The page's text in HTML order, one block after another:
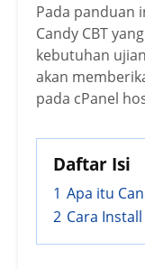
Pada panduan
Candy CBT
kebutuhan
akan
pada cPanel
Daftar Isi
1 Apa itu
2 Cara Install